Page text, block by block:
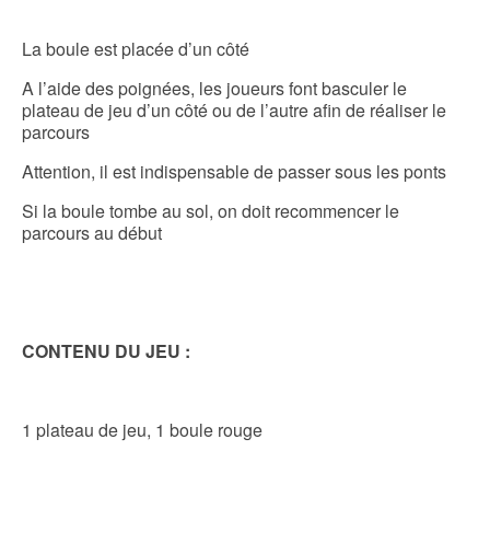
La boule est placée d’un côté
A l’aide des poignées, les joueurs font basculer le
plateau de jeu d’un côté ou de l’autre afin de réaliser le
parcours
Attention, il est indispensable de passer sous les ponts
Si la boule tombe au sol, on doit recommencer le
parcours au début
CONTENU DU JEU :
1 plateau de jeu, 1 boule rouge